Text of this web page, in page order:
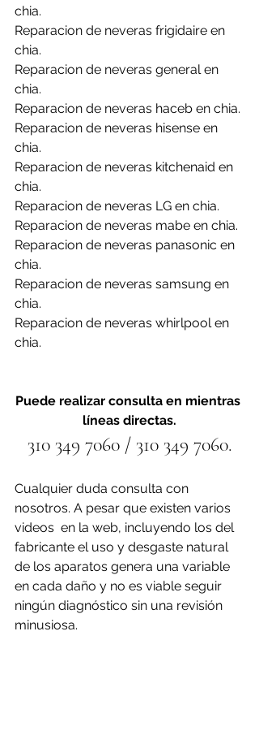
chia.
Reparacion de neveras frigidaire en
chia.
Reparacion de neveras general en
chia.
Reparacion de neveras haceb en chia.
Reparacion de neveras hisense en
chia.
Reparacion de neveras kitchenaid en
chia.
Reparacion de neveras LG en chia.
Reparacion de neveras mabe en chia.
Reparacion de neveras panasonic en
chia.
Reparacion de neveras samsung en
chia.
Reparacion de neveras whirlpool en
chia.
Puede realizar consulta en mientras
líneas directas.
310 349 7060 / 310 349 7060.
Cualquier duda consulta con
nosotros. A pesar que existen varios
videos  en la web, incluyendo los del
fabricante el uso y desgaste natural
de los aparatos genera una variable
en cada daño y no es viable seguir
ningún diagnóstico sin una revisión
minusiosa.